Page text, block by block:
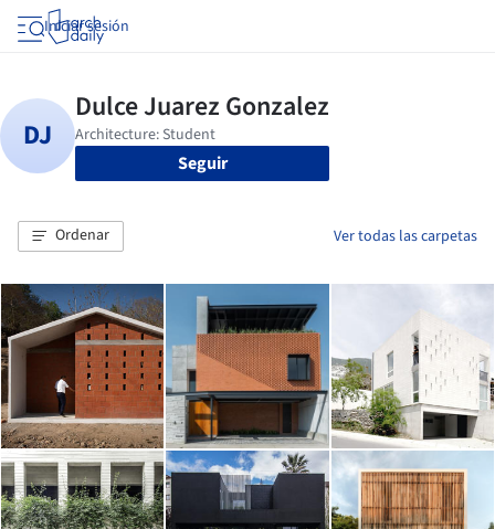
Iniciar sesión
Seguir
Ordenar Ver todas las carpetas